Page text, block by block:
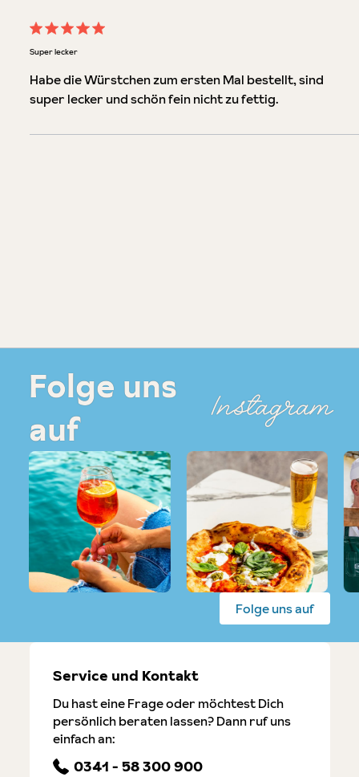
Bewertung mit 5 von 5 Sternen
Super lecker
Habe die Würstchen zum ersten Mal bestellt, sind
super lecker und schön fein nicht zu fettig.
Folge uns
auf
Instagram
Folge uns auf
Service und Kontakt
Du hast eine Frage oder möchtest Dich
persönlich beraten lassen? Dann ruf uns
einfach an:
0341 - 58 300 900